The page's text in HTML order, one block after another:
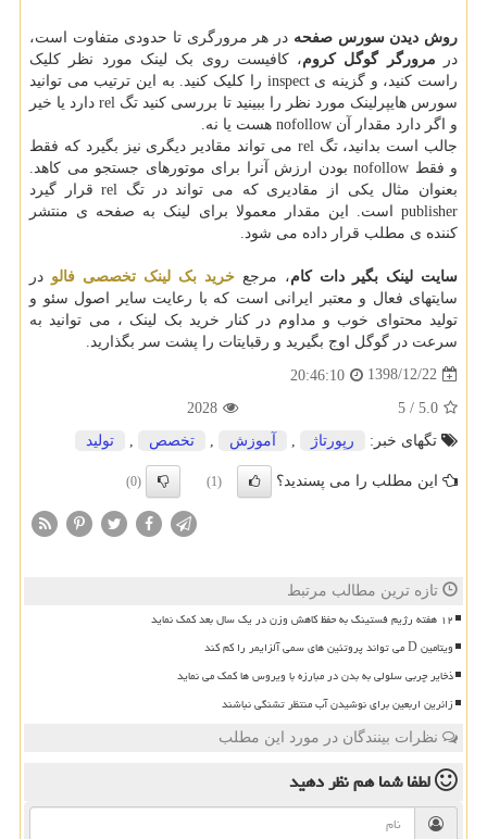
روش دیدن سورس صفحه در هر مرورگری تا حدودی متفاوت است،
در مرورگر گوگل کروم، کافیست روی بک لینک مورد نظر کلیک
راست کنید، و گزینه ی inspect را کلیک کنید. به این ترتیب می توانید
سورس هایپرلینک مورد نظر را ببینید تا بررسی کنید تگ rel دارد یا خیر
و اگر دارد مقدار آن nofollow هست یا نه.
جالب است بدانید، تگ rel می تواند مقادیر دیگری نیز بگیرد که فقط
و فقط nofollow بودن ارزش آنرا برای موتورهای جستجو می کاهد.
بعنوان مثال یکی از مقادیری که می تواند در تگ rel قرار گیرد
publisher است. این مقدار معمولا برای لینک به صفحه ی منتشر
کننده ی مطلب قرار داده می شود.
سایت لینک بگیر دات کام، مرجع خرید بک لینک تخصصی فالو در
سایتهای فعال و معتبر ایرانی است که با رعایت سایر اصول سئو و
تولید محتوای خوب و مداوم در کنار خرید بک لینک ، می توانید به
سرعت در گوگل اوج بگیرید و رقبایتات را پشت سر بگذارید.
1398/12/22
20:46:10
5.0
/
5
2028
تگهای خبر:
رپورتاژ آموزش تخصص تولید
این مطلب را می پسندید؟ (1)
(0)
تازه ترین مطالب مرتبط
۱۲ هفته رژیم فستینگ به حفظ کاهش وزن در یک سال بعد کمک نماید
ویتامین D می تواند پروتئین های سمی آلزایمر را کم کند
ذخایر چربی سلولی به بدن در مبارزه با ویروس ها کمک می نماید
زائرین اربعین برای نوشیدن آب منتظر تشنگی نباشند
نظرات بینندگان در مورد این مطلب
لطفا شما همنظر دهید